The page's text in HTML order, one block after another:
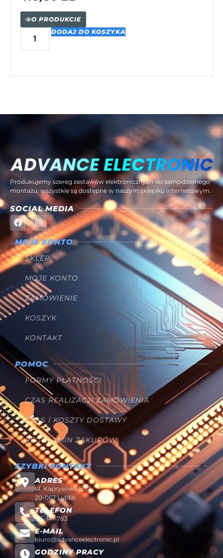
O PRODUKCIE
DODAJ DO KOSZYKA
Produkujemy szereg zestawów elektronicznych do samodzielnego
montażu, wszystkie są dostępne w naszym sklepiku internetowym.
SOCIAL MEDIA
MOJE KONTO
SKLEP
MOJE KONTO
ZAMÓWIENIE
KOSZYK
KONTAKT
POMOC
FORMY PŁATNOŚCI
CZAS REALIZACJI ZAMÓWIENIA
CZAS I KOSZTY DOSTAWY
REGULAMIN ZAKUPÓW
SZYBKI KONTAKT
ADRES
ul. Kaprysowa 5/57
20-067 Lublin
TELEFON
515-141-783
E-MAIL
biuro@advanceelectronic.pl
GODZINY PRACY